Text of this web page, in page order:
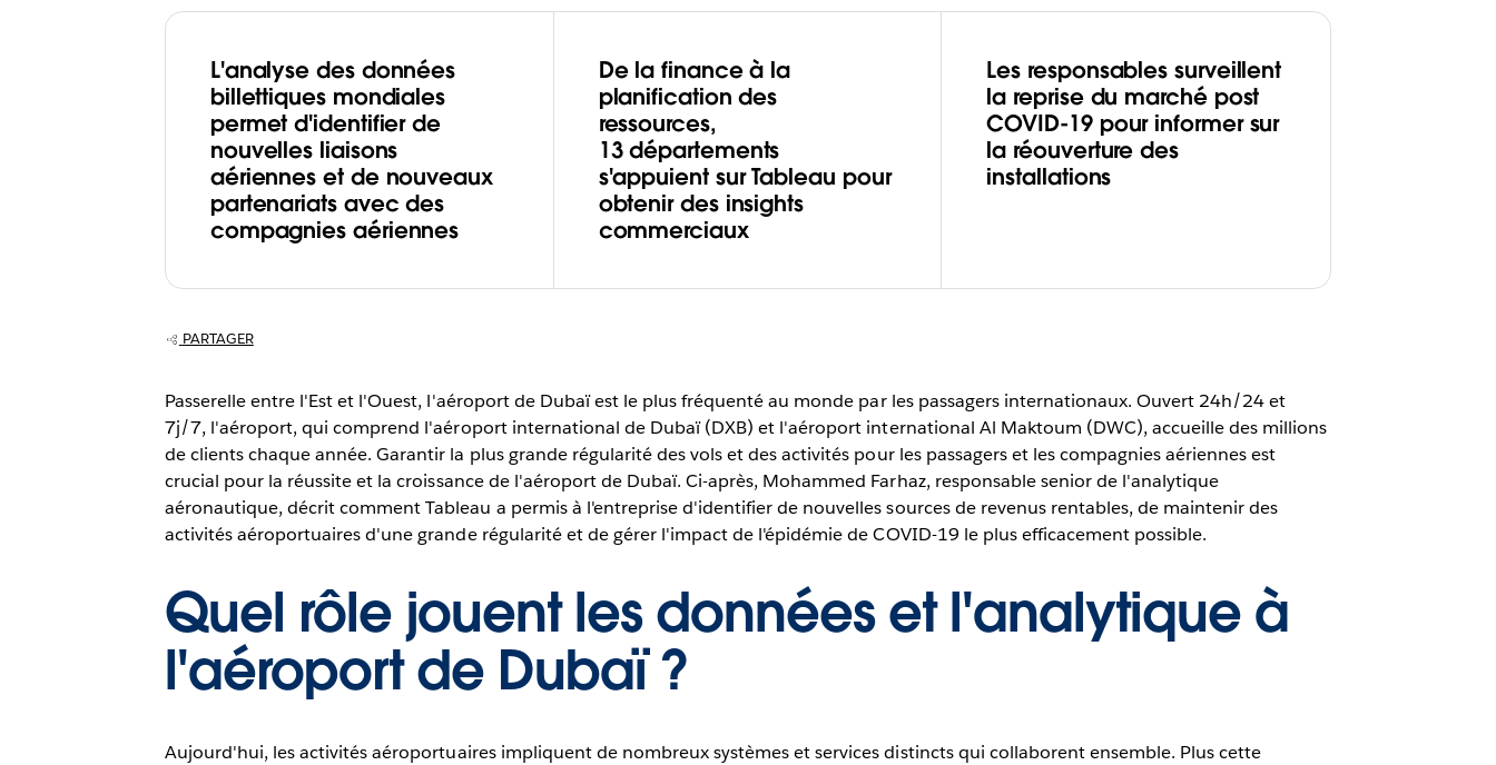
L'analyse des données
billettiques mondiales
permet d'identifier de
nouvelles liaisons
aériennes et de nouveaux
partenariats avec des
compagnies aériennes
De la finance à la
planification des
ressources,
13 départements
s'appuient sur Tableau pour
obtenir des insights
commerciaux
Les responsables surveillent
la reprise du marché post
COVID-19 pour informer sur
la réouverture des
installations
PARTAGER
Passerelle entre l'Est et l'Ouest, l'aéroport de Dubaï est le plus fréquenté au monde par les passagers internationaux. Ouvert 24h/24 et
7j/7, l'aéroport, qui comprend l'aéroport international de Dubaï (DXB) et l'aéroport international Al Maktoum (DWC), accueille des millions
de clients chaque année. Garantir la plus grande régularité des vols et des activités pour les passagers et les compagnies aériennes est
crucial pour la réussite et la croissance de l'aéroport de Dubaï. Ci-après, Mohammed Farhaz, responsable senior de l'analytique
aéronautique, décrit comment Tableau a permis à l'entreprise d'identifier de nouvelles sources de revenus rentables, de maintenir des
activités aéroportuaires d'une grande régularité et de gérer l'impact de l'épidémie de COVID-19 le plus efficacement possible.
Quel rôle jouent les données et l'analytique à
l'aéroport de Dubaï ?
Aujourd'hui, les activités aéroportuaires impliquent de nombreux systèmes et services distincts qui collaborent ensemble. Plus cette